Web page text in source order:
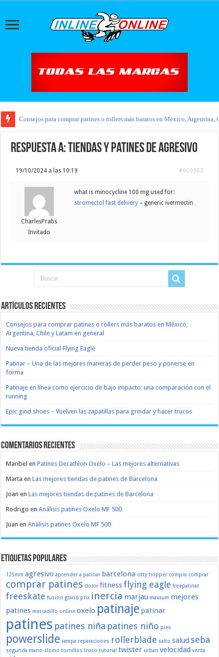
Consejos para comprar patines o rollers más baratos en México, Argentina,
Respuesta a: tiendas y patines de agresivo
19/10/2024 a las 10:19 #609963
CharlesPrabs
Invitado
what is minocycline 100 mg used for:
stromectol fast delivery – generic ivermectin
Artículos recientes
Consejos para comprar patines o rollers más baratos en México,
Argentina, Chile y Latam en general
Nueva tienda oficial Flying Eagle
Patinar – Una de las mejores maneras de perder peso y ponerse en
forma
Patinaje en línea como ejercicio de bajo impacto: una comparación con el
running
Epic gind shoes – Vuelven las zapatillas para grindar y hacer trucos
Comentarios recientes
Maribel enPatines Decathlon Oxelo – Las mejores alternativas
Marta enLas mejores tiendas de patines de Barcelona
Joan enLas mejores tiendas de patines de Barcelona
Rodrigo enAnálisis patines Oxelo MF 500
Juan enAnálisis patines Oxelo MF 500
Etiquetas populares
125mm agresivo aprender a patinar barcelona citty hopper compra comprar
comprar patines dolor fitnessflying eagle freepatinar
freeskate fusion grand prix inercia marjau maxxum mejores
patines mercadillo online oxelo patinaje patinar
patines patines niña patines niño pies
powerslide rampa reparaciones rollerblade salto salud seba
segunda mano slomo tornillos truco tutorial twister urban velocidad venta